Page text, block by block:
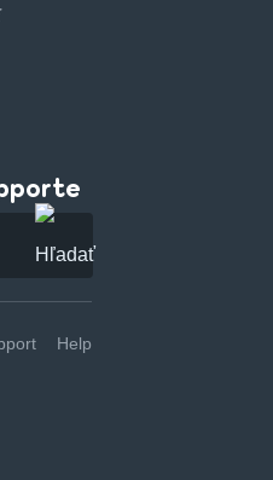
Help